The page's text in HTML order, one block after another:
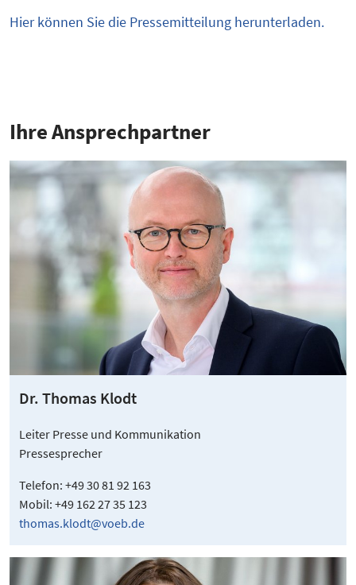
Hier können Sie die Pressemitteilung herunterladen.
Ihre Ansprech­partner
Dr. Thomas Klodt
Leiter Presse und Kommunikation
Pressesprecher
Telefon: +49 30 81 92 163
Mobil: +49 162 27 35 123
thomas.klodt@voeb.de